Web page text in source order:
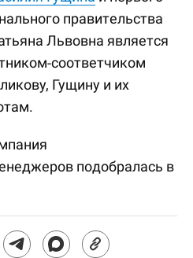
правительства
Львовна является
соответчиком
Гущину и их
подобралась в